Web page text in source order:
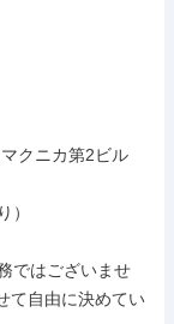
クニカ第2ビル
）
ではございませ
て自由に決めてい